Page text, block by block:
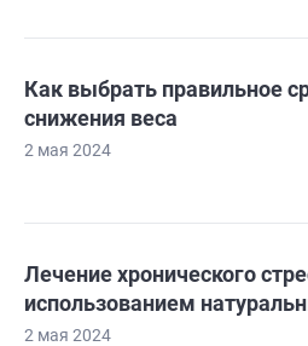
Как выбрать правильное
снижения веса
2 мая 2024
Лечение хронического
использованием
2 мая 2024